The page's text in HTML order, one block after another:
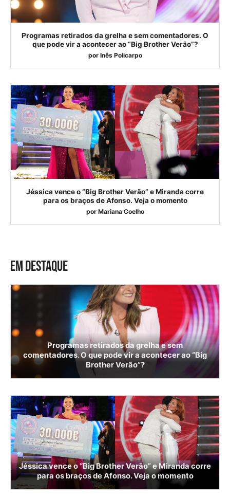
Programas retirados da grelha e sem comentadores. O
que pode vir a acontecer ao “Big Brother Verão”?
por Inês Policarpo
Jéssica vence o “Big Brother Verão” e Miranda corre
para os braços de Afonso. Veja o momento
por Mariana Coelho
EM DESTAQUE
Programas retirados da grelha e sem
comentadores. O que pode vir a acontecer ao “Big
Brother Verão”?
Jéssica vence o “Big Brother Verão” e Miranda corre
para os braços de Afonso. Veja o momento